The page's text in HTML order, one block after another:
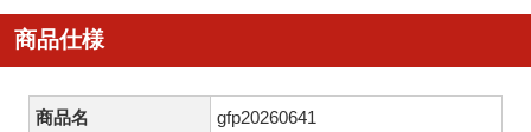
商品仕様
商品名 gfp20260641